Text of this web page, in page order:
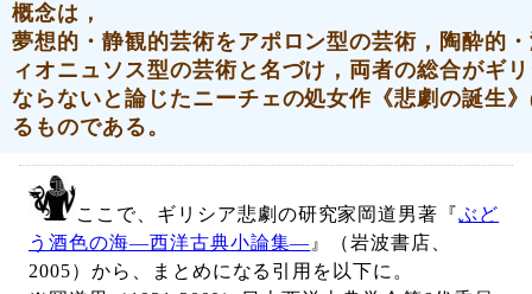
概念は，
夢想的・静観的芸術をアポロン型の芸術， 陶酔的
ィオニュソス型の芸術 と名づけ，両者の総合がギ
ならないと論じたニーチェの処女作《悲劇の誕生
るものである。
ここで、ギリシア悲劇の研究家岡道男著『ぶど
う酒色の海―西洋古典小論集― 』（岩波書店、
2005）から、まとめになる引用を以下に。